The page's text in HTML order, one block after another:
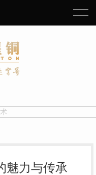
魅力与传承